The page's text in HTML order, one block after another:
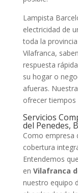
Lampista
electricidad de
toda la
Vilafranca,
respuesta
su hogar o
afueras.
ofrecer tiempos
Servicios
del Penedes,
Como empresa
cobertura
Entendemos
en Vilafranca
nuestro equipo